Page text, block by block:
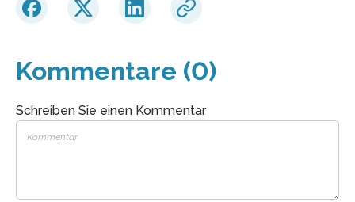
Kommentare (0)
Schreiben Sie einen Kommentar